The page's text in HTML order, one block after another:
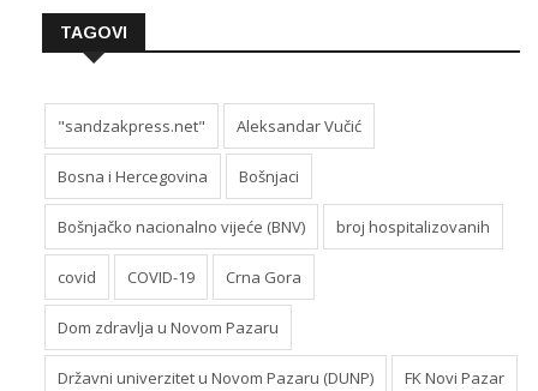
TAGOVI
"sandzakpress.net" Aleksandar Vučić
Bosna i Hercegovina Bošnjaci
Bošnjačko nacionalno vijeće (BNV) broj hospitalizovanih
covid COVID-19 Crna Gora
Dom zdravlja u Novom Pazaru
Državni univerzitet u Novom Pazaru (DUNP) FK Novi Pazar